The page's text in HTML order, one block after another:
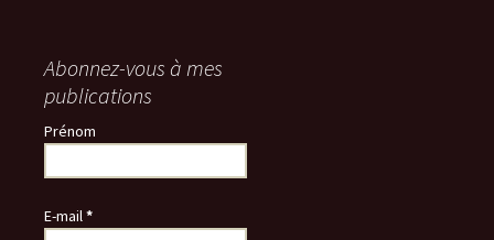
Abonnez-vous à mes
publications
Prénom
E-mail*